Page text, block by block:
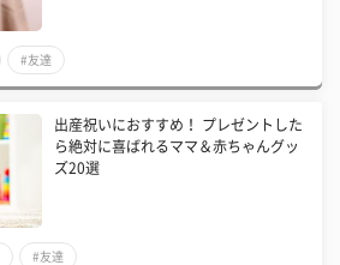
#友達
出産祝いにおすすめ！ プレゼントした
ら絶対に喜ばれるママ＆赤ちゃんグッ
ズ20選
#友達